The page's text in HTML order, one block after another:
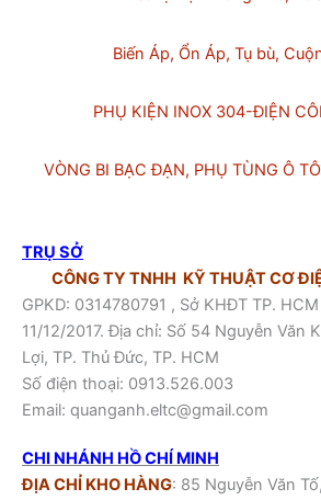
Biến Áp, Ổn Áp, Tụ bù,
PHỤ KIỆN INOX 304-ĐIỆN
VÒNG BI BẠC ĐẠN, PHỤ TÙNG Ô
TRỤ SỞ
CÔNG TY TNHH KỸ THUẬT CƠ
GPKD: 0314780791 , Sở KHĐT TP.
11/12/2017. Địa chỉ: Số 54 Nguyễn Văn
Lợi, TP. Thủ Đức, TP. HCM
Số điện thoại: 0913.526.003
Email: quanganh.eltc@gmail.com
CHI NHÁNH HỒ CHÍ MINH
ĐỊA CHỈ KHO HÀNG: 85 Nguyễn Văn